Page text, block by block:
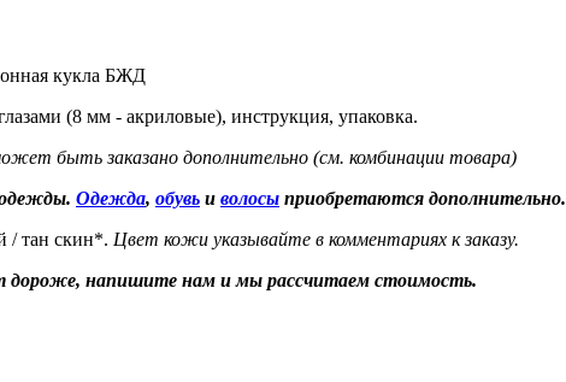
кукла БЖД
(8 мм - акриловые), инструкция, упаковка.
быть заказано дополнительно (см. комбинации товара)
Одежда, обувь и волосы приобретаются дополнительно.
/ тан скин*. Цвет кожи указывайте в комментариях к заказу.
дороже, напишите нам и мы рассчитаем стоимость.